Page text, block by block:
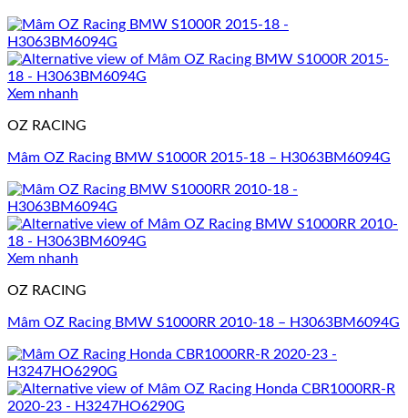
Xem nhanh
OZ RACING
Mâm OZ Racing BMW S1000R 2015-18 – H3063BM6094G
Xem nhanh
OZ RACING
Mâm OZ Racing BMW S1000RR 2010-18 – H3063BM6094G